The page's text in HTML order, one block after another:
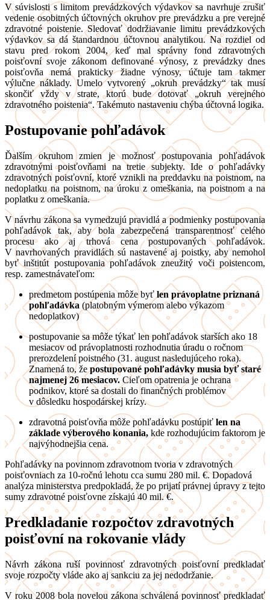
V súvislosti s limitom prevádzkových výdavkov sa navrhuje zrušiť
vedenie osobitných účtovných okruhov pre prevádzku a pre verejné
zdravotné poistenie. Sledovať dodržiavanie limitu prevádzkových
výdavkov sa dá štandardnou účtovnou analytikou. Na rozdiel od
stavu pred rokom 2004, keď mal správny fond zdravotných
poisťovní svoje zákonom definované výnosy, z prevádzky dnes
poisťovňa nemá prakticky žiadne výnosy, účtuje tam takmer
výlučne náklady. Umelo vytvorený „okruh prevádzky“ tak musí
skončiť vždy v strate, ktorú bude dotovať „okruh verejného
zdravotného poistenia“. Takémuto nastaveniu chýba účtovná logika.
Postupovanie pohľadávok
Ďalším okruhom zmien je možnosť postupovania pohľadávok
zdravotnými poisťovňami na tretie subjekty. Ide o pohľadávky
zdravotných poisťovní, ktoré vznikli na preddavku na poistnom, na
nedoplatku na poistnom, na úroku z omeškania, na poistnom a na
poplatku z omeškania.
V návrhu zákona sa vymedzujú pravidlá a podmienky postupovania
pohľadávok tak, aby bola zabezpečená transparentnosť celého
procesu ako aj trhová cena postupovaných pohľadávok.
V navrhovaných pravidlách sú nastavené aj poistky, aby nemohol
byť inštitút postupovania pohľadávok zneužitý voči poistencom,
resp. zamestnávateľom:
predmetom postúpenia môže byť len právoplatne priznaná
pohľadávka (platobným výmerom alebo výkazom
nedoplatkov)
postupovanie sa môže týkať len pohľadávok starších ako 18
mesiacov od právoplatnosti rozhodnutia úradu o ročnom
prerozdelení poistného (31. august nasledujúceho roka).
Znamená to, žepostupované pohľadávky musia byť staré
najmenej 26 mesiacov. Cieľom opatrenia je ochrana
podnikov, ktoré sa dostali do finančných problémov
v dôsledku hospodárskej krízy.
zdravotná poisťovňa môže pohľadávku postúpiť len na
základe výberového konania, kde rozhodujúcim faktorom je
najvýhodnejšia cena.
Pohľadávky na povinnom zdravotnom tvoria v zdravotných
poisťovniach za 10-ročnú lehotu cca sumu 280 mil. €. Dopadová
analýza ministerstva predpokladá, že po prijatí právnej úpravy z tejto
sumy zdravotné poisťovne získajú 40 mil. €.
Predkladanie rozpočtov zdravotných
poisťovní na rokovanie vlády
Návrh zákona ruší povinnosť zdravotných poisťovní predkladať
svoje rozpočty vláde ako aj sankciu za jej nedodržanie.
V roku 2008 bola novelou zákona schválená povinnosť predkladať